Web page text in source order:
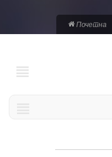
Почетна